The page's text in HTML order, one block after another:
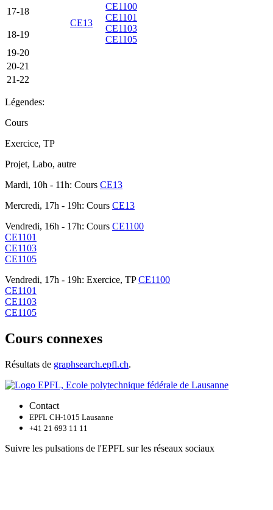
17-18
CE13
CE1100
CE1101
CE1103
CE1105
18-19
19-20
20-21
21-22
Légendes:
Cours
Exercice, TP
Projet, Labo, autre
Mardi, 10h - 11h: Cours CE13
Mercredi, 17h - 19h: Cours CE13
Vendredi, 16h - 17h: Cours CE1100
CE1101
CE1103
CE1105
Vendredi, 17h - 19h: Exercice, TPCE1100
CE1101
CE1103
CE1105
Cours connexes
Résultats de graphsearch.epfl.ch.
Contact
EPFL CH-1015 Lausanne
+41 21 693 11 11
Suivre les pulsations de l'EPFL sur les réseaux sociaux